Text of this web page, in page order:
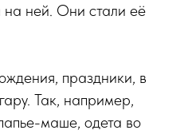
на ней. Они стали её
праздники, в
Так, например,
маше, одета во